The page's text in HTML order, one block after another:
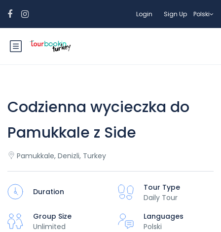
Login Sign Up Polski
Codzienna wycieczka do
Pamukkale z Side
Pamukkale, Denizli, Turkey
Duration
Tour Type
Daily Tour
Group Size
Unlimited
Languages
Polski